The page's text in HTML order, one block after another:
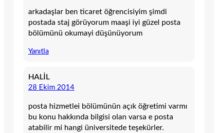
arkadaşlar ben ticaret öğrencisiyim şimdi
postada staj görüyorum maaşi iyi güzel posta
bölümünü okumayi düşünüyorum
Yanıtla
HALİL
28 Ekim 2014
posta hizmetlei bölümünün açık öğretimi varmı
bu konu hakkında bilgisi olan varsa e posta
atabilir mi hangi üniversitede teşekürler.